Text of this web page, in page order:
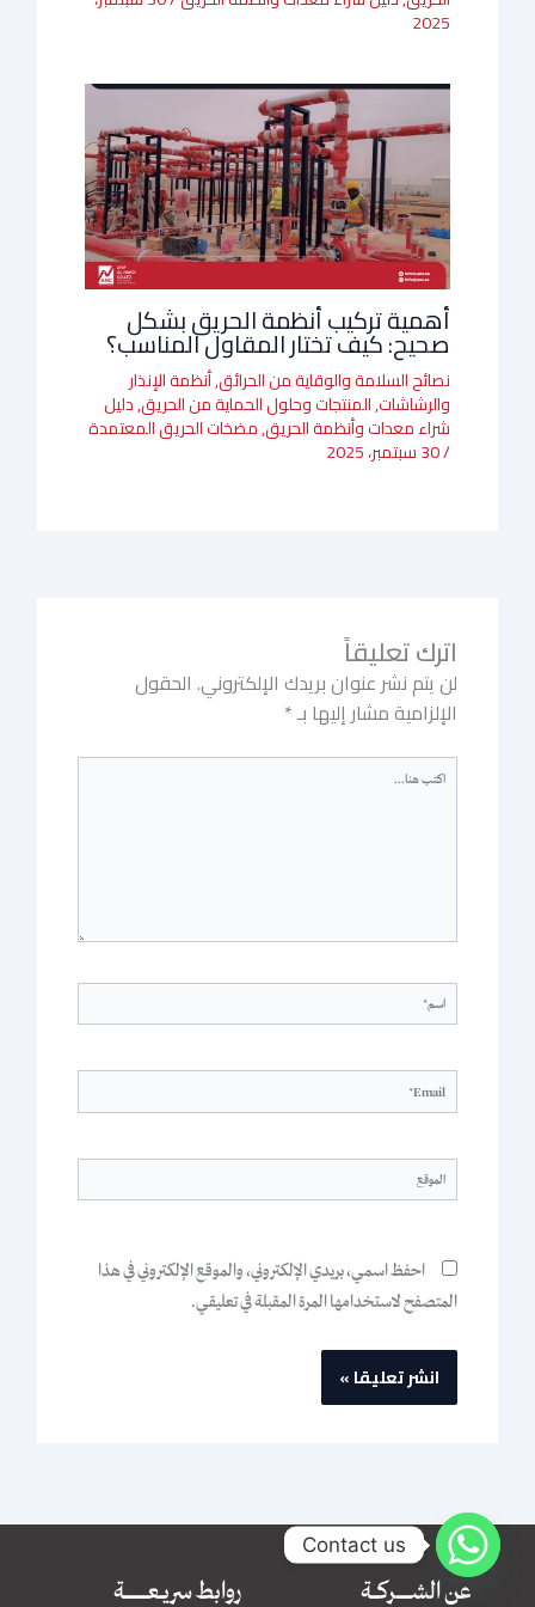
2025
أهمية تركيب أنظمة الحريق بشكل
صحيح: كيف تختار المقاول المناسب؟
نصائح السلامة والوقاية من الحرائق,أنظمة الإنذار
والرشاشات,المنتجات وحلول الحماية من الحريق,دليل
شراء معدات وأنظمة الحريق,مضخات الحريق المعتمدة
/30 سبتمبر، 2025
اترك تعليقاً
لن يتم نشر عنوان بريدك الإلكتروني. الحقول
الإلزامية مشار إليها بـ*
اكتب
اسم*
Email*
الموقع
احفظ اسمي، بريدي الإلكتروني، والموقع الإلكتروني في هذا
المتصفح لاستخدامها المرة المقبلة في تعليقي.
عن الشــــــــــــركــــــة روابط سريــــعــــــــــــــــــــة
Contact us